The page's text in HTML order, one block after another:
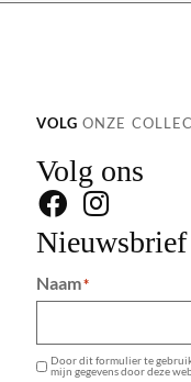
VOLG ONZE
Volg ons
Nieuwsbrief
Naam*
Door dit formulier te
mijn gegevens door deze